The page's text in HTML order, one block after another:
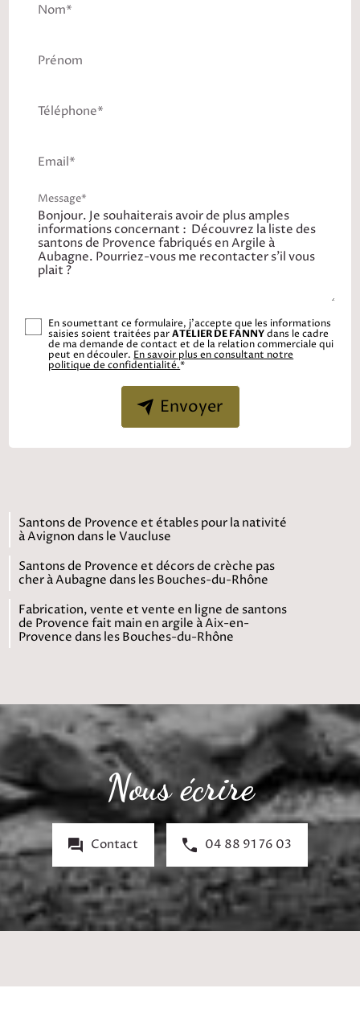
Nom*
Prénom
Téléphone*
Email*
Message*
En soumettant ce formulaire, j'accepte que les informations
saisies soient traitées parATELIER DE FANNYdans le cadre
de ma demande de contact et de la relation commerciale qui
peut en découler. En savoir plus en consultant notre
politique de confidentialité.*
Envoyer
Santons de Provence et étables pour la nativité
à Avignon dans le Vaucluse
Santons de Provence et décors de crèche pas
cher à Aubagne dans les Bouches-du-Rhône
Fabrication, vente et vente en ligne de santons
de Provence fait main en argile à Aix-en-
Provence dans les Bouches-du-Rhône
Nous écrire
Contact 04 88 91 76 03